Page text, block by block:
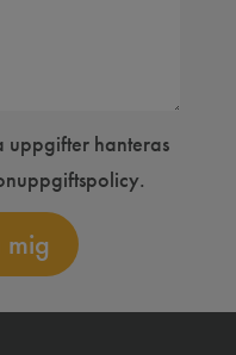
uppgifter hanteras
mig